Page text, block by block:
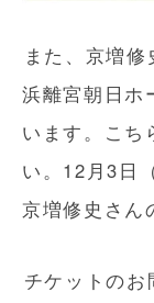
また、京増
浜離宮朝日ホ
います。こち
い。12月3日
京増修史さん
チケットのお